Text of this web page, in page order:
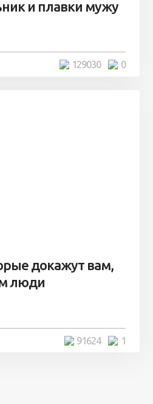
и плавки мужу
0
129030
докажут вам,
люди
1
91624